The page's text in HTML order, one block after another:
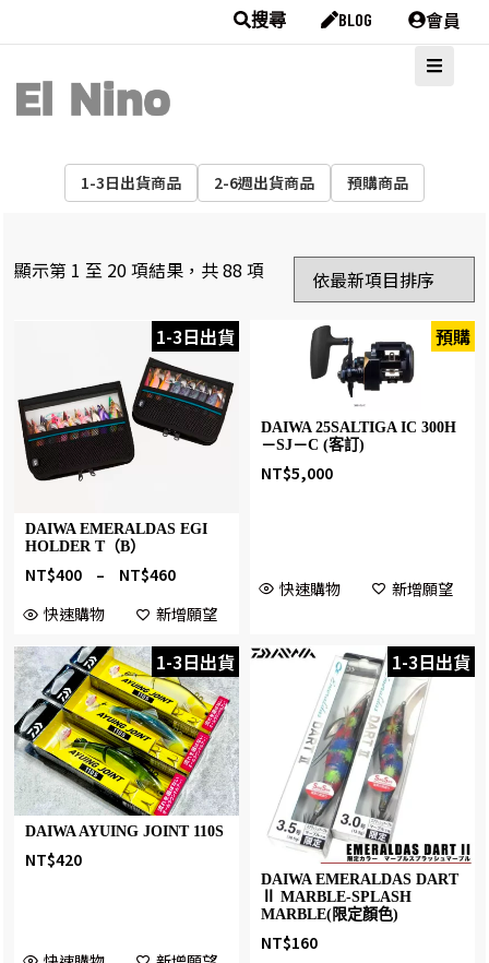
搜尋 BLOG 會員
1-3日出貨商品 2-6週出貨商品 預購商品
顯示第 1 至 20 項結果，共 88 項
1-3日出貨
DAIWA EMERALDAS EGI
HOLDER T（B）
NT$400 – NT$460
快速購物
新增願望
預購
DAIWA 25SALTIGA IC 300H
－SJ－C (客訂)
NT$5,000
快速購物 新增願望
1-3日出貨
DAIWA AYUING JOINT 110S
NT$420
1-3日出貨
DAIWA EMERALDAS DART
Ⅱ MARBLE-SPLASH
MARBLE(限定顏色)
NT$160